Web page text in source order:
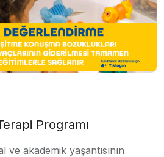
Programı
akademik yaşantısının